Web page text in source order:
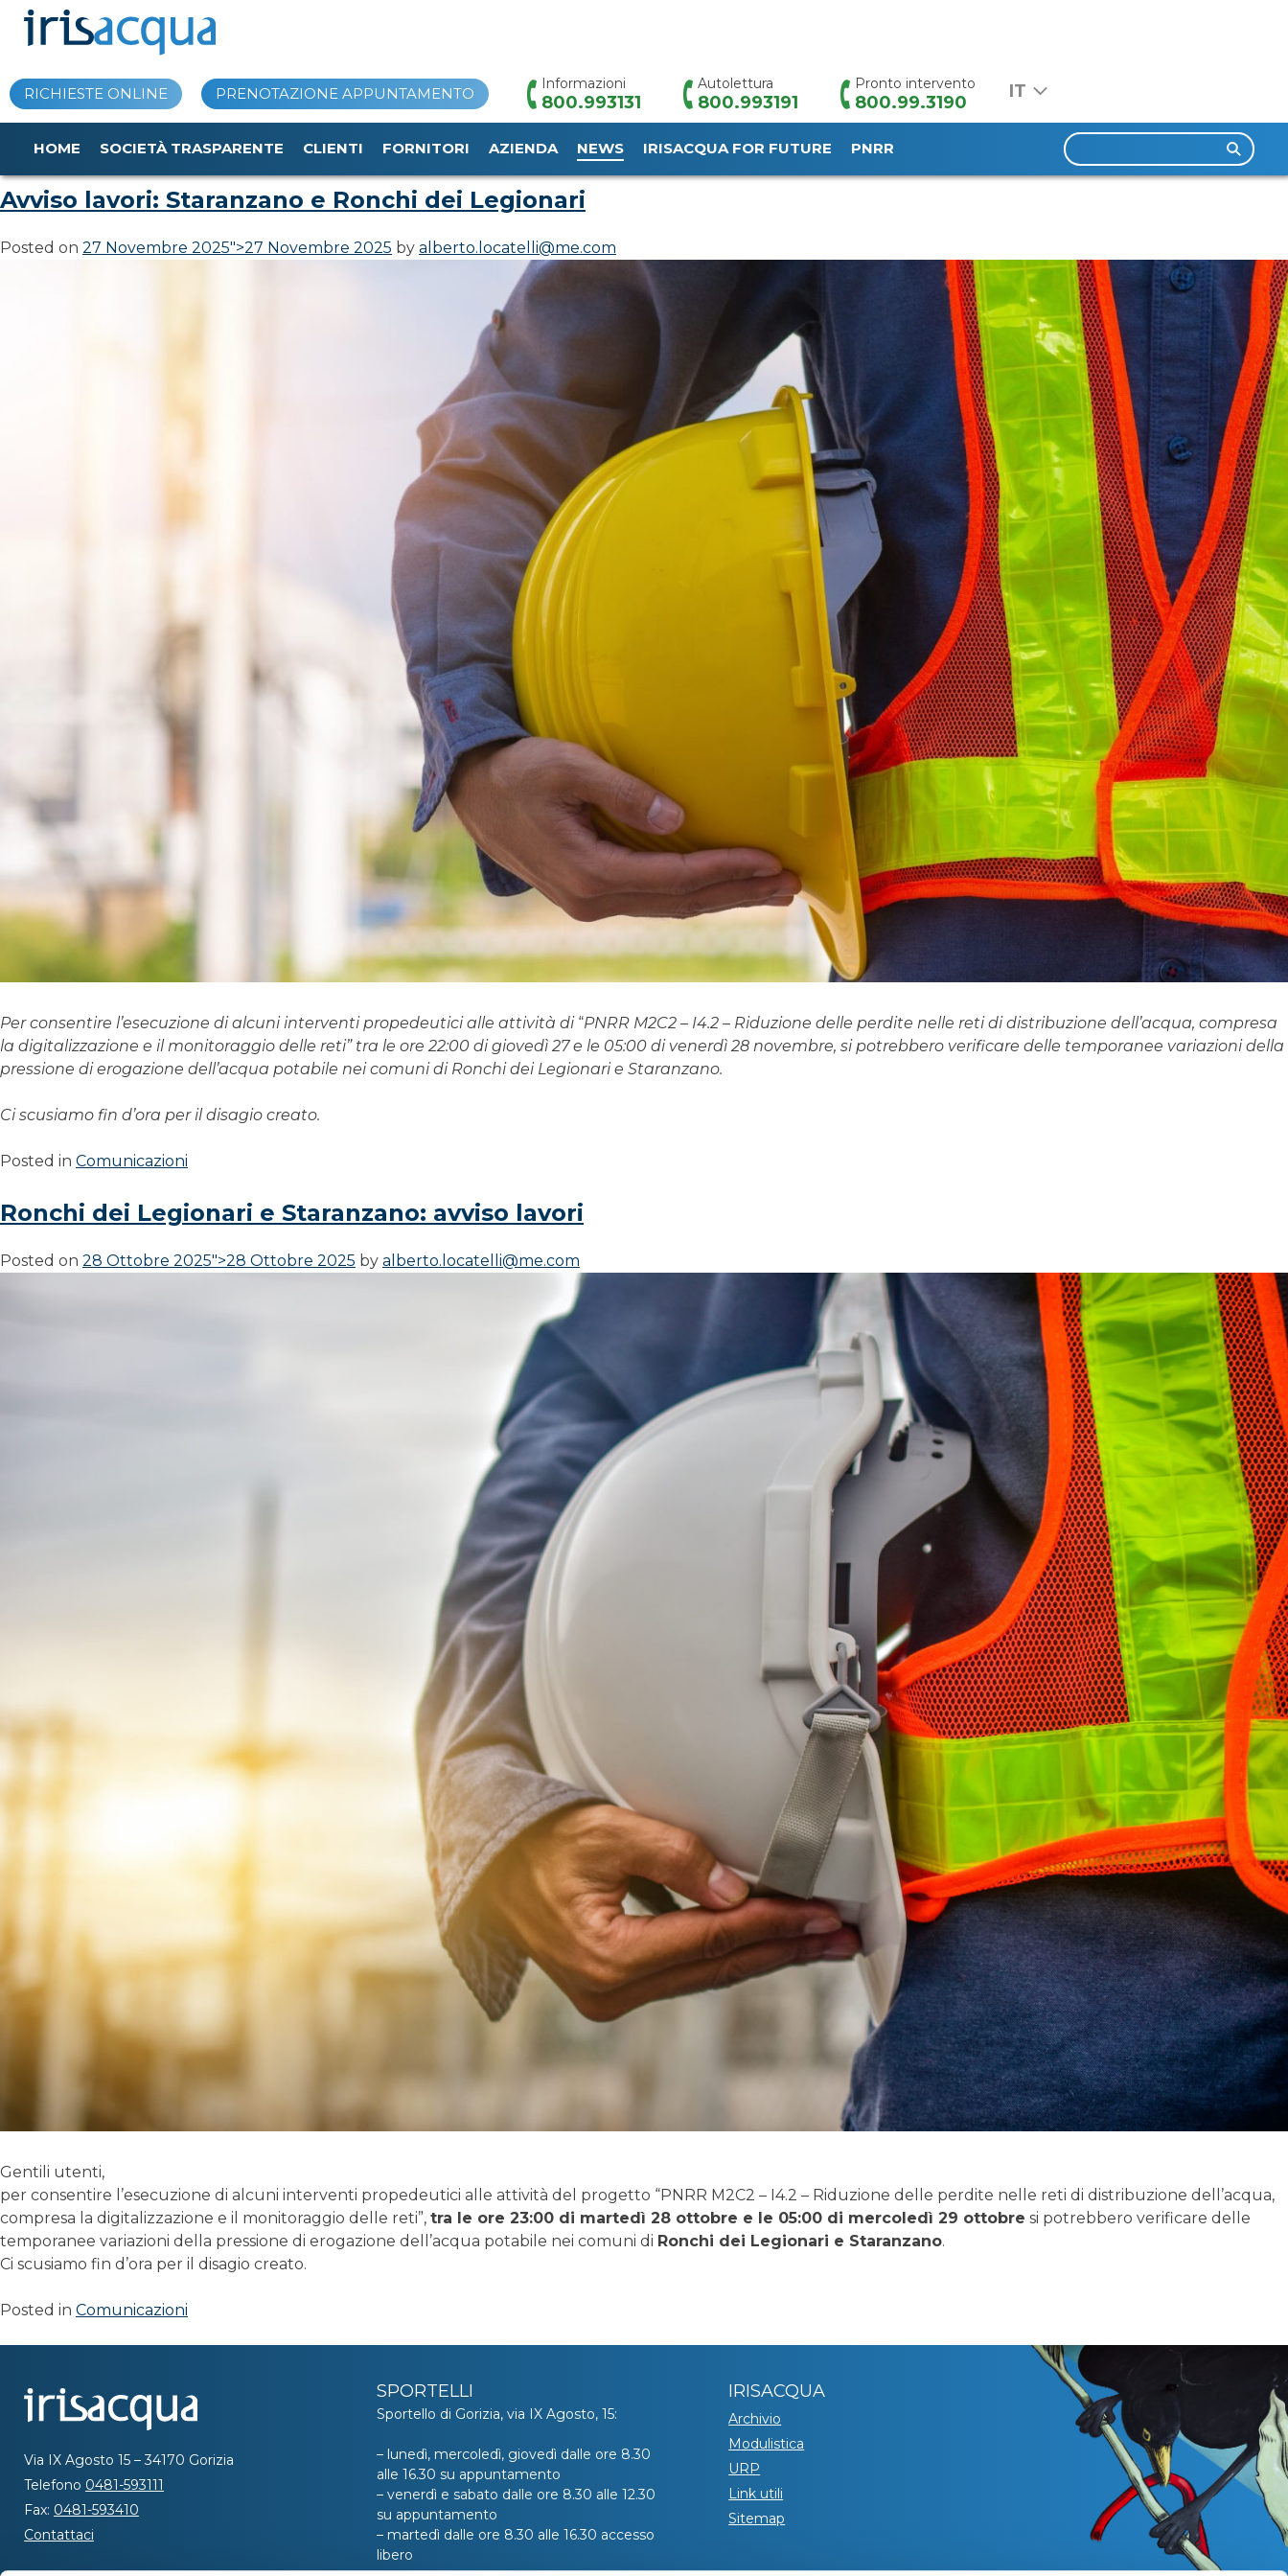
RICHIESTE ONLINE PRENOTAZIONE APPUNTAMENTO
Informazioni
800.993131
Autolettura
800.993191
Pronto intervento
800.99.3190
HOME SOCIETÀ TRASPARENTE CLIENTI FORNITORI AZIENDA NEWS IRISACQUA FOR FUTURE PNRR
Ricerca
per:
Comune:Ronchi dei Legionari
Avviso lavori: Staranzano e Ronchi dei Legionari
Posted on 27 Novembre 2025">27 Novembre 2025 by alberto.locatelli@me.com
Per consentire l’esecuzione di alcuni interventi propedeutici alle attività di“PNRR M2C2 – I4.2 – Riduzione delle perdite nelle reti di distribuzione dell’acqua, compresa
la digitalizzazione e il monitoraggio delle reti” tra le ore 22:00 di giovedì 27 e le 05:00 di venerdì 28 novembre, si potrebbero verificare delle temporanee variazioni della
pressione di erogazione dell’acqua potabile nei comuni di Ronchi dei Legionari e Staranzano.
Ci scusiamo fin d’ora per il disagio creato.
Posted in Comunicazioni
Ronchi dei Legionari e Staranzano: avviso lavori
Posted on 28 Ottobre 2025">28 Ottobre 2025 by alberto.locatelli@me.com
Gentili utenti,
per consentire l’esecuzione di alcuni interventi propedeutici alle attività del progetto “PNRR M2C2 – I4.2 – Riduzione delle perdite nelle reti di distribuzione dell’acqua,
compresa la digitalizzazione e il monitoraggio delle reti”, tra le ore 23:00 di martedì 28 ottobre e le 05:00 di mercoledì 29 ottobre si potrebbero verificare delle
temporanee variazioni della pressione di erogazione dell’acqua potabile nei comuni di Ronchi dei Legionari e Staranzano.
Ci scusiamo fin d’ora per il disagio creato.
Posted in Comunicazioni
Via IX Agosto 15 – 34170 Gorizia
Telefono 0481-593111
Fax: 0481-593410
Contattaci
SPORTELLI
Sportello di Gorizia, via IX Agosto, 15:
– lunedì, mercoledì, giovedì dalle ore 8.30
alle 16.30 su appuntamento
– venerdì e sabato dalle ore 8.30 alle 12.30
su appuntamento
– martedì dalle ore 8.30 alle 16.30 accesso
libero
IRISACQUA
Archivio
Modulistica
URP
Link utili
Sitemap